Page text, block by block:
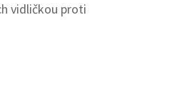
vidličkou proti